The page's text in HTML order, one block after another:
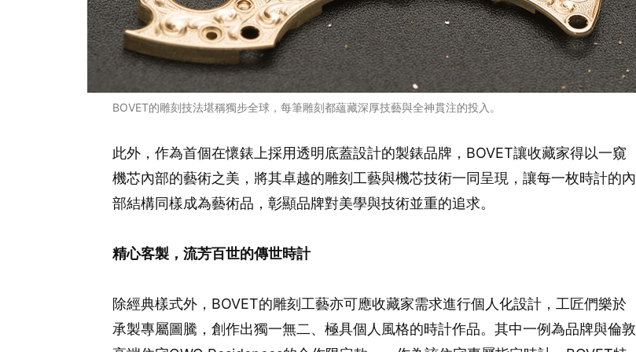
BOVET的雕刻技法堪稱獨步全球，每筆雕刻都蘊藏深厚技藝與全神貫注的投入。
此外，作為首個在懷錶上採用透明底蓋設計的製錶品牌，BOVET讓收藏家得以一窺
機芯內部的藝術之美，將其卓越的雕刻工藝與機芯技術一同呈現，讓每一枚時計的內
部結構同樣成為藝術品，彰顯品牌對美學與技術並重的追求。
精心客製，流芳百世的傳世時計
除經典樣式外，BOVET的雕刻工藝亦可應收藏家需求進行個人化設計，工匠們樂於
承製專屬圖騰，創作出獨一無二、極具個人風格的時計作品。其中一例為品牌與倫敦